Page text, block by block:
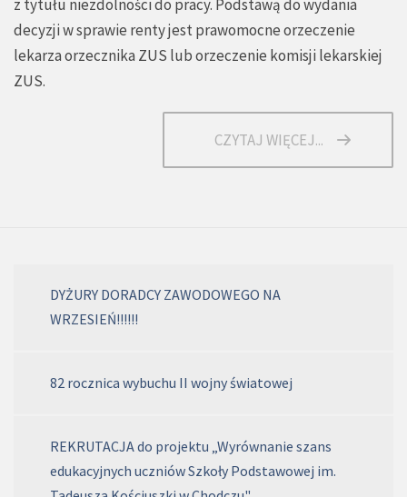
z tytułu niezdolności do pracy. Podstawą do wydania
decyzji w sprawie renty jest prawomocne orzeczenie
lekarza orzecznika ZUS lub orzeczenie komisji lekarskiej
ZUS.
CZYTAJ WIĘCEJ...
DYŻURY DORADCY ZAWODOWEGO NA
WRZESIEŃ!!!!!!
82 rocznica wybuchu II wojny światowej
REKRUTACJA do projektu „Wyrównanie szans
edukacyjnych uczniów Szkoły Podstawowej im.